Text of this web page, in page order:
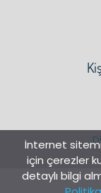
İnternet
için çerezler
detaylı bilgi